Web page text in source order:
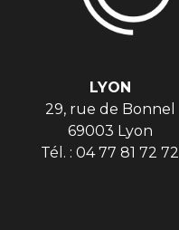
LYON
29, rue de Bonnel
69003 Lyon
Tél. : 04 77 81 72 72